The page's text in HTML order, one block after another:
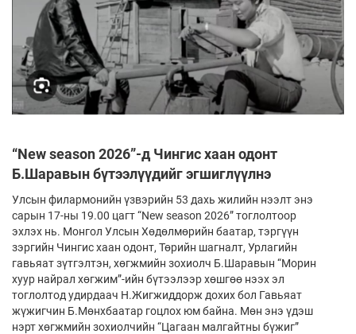
“New season 2026”-д Чингис хаан одонт
Б.Шаравын бүтээлүүдийг эгшиглүүлнэ
Улсын филармонийн үзвэрийн 53 дахь жилийн нээлт энэ
сарын 17-ны 19.00 цагт “New season 2026” тоглолтоор
эхлэх нь. Монгол Улсын Хөдөлмөрийн баатар, тэргүүн
зэргийн Чингис хаан одонт, Төрийн шагналт, Урлагийн
гавьяат зүтгэлтэн, хөгжмийн зохиолч Б.Шаравын “Морин
хуур найрал хөгжим”-ийн бүтээлээр хөшгөө нээх эл
тоглолтод удирдаач Н.Жигжиддорж дохих бол Гавьяат
жүжигчин Б.Мөнхбаатар гоцлох юм байна. Мөн энэ үдэш
нэрт хөгжмийн зохиолчийн “Цагаан малгайтны бүжиг”